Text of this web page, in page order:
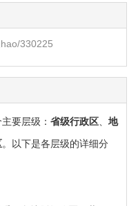
330225
要层级：‌ 省级行政区
地
‌。以下是各层级的详细分